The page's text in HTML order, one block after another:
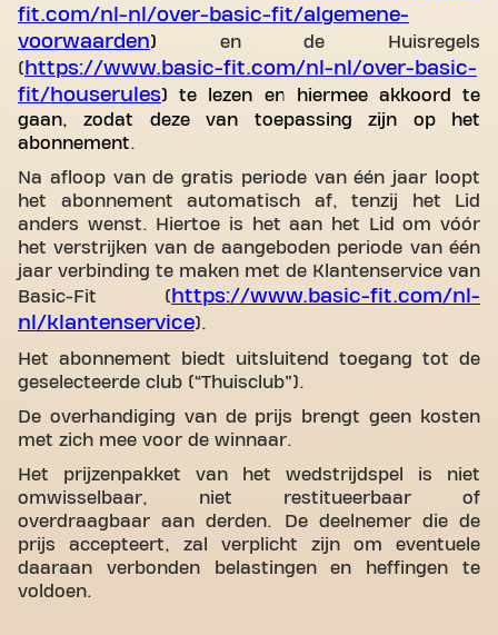
fit.com/nl-nl/over-basic-fit/algemene-
voorwaarden) en de Huisregels
( https://www.basic-fit.com/nl-nl/over-basic-
fit/houserules) te lezen en hiermee akkoord te
gaan, zodat deze van toepassing zijn op het
abonnement.
Na afloop van de gratis periode van één jaar loopt
het abonnement automatisch af, tenzij het Lid
anders wenst. Hiertoe is het aan het Lid om vóór
het verstrijken van de aangeboden periode van één
jaar verbinding te maken met de Klantenservice van
Basic-Fit ( https://www.basic-fit.com/nl-
nl/klantenservice).
Het abonnement biedt uitsluitend toegang tot de
geselecteerde club (“Thuisclub”).
De overhandiging van de prijs brengt geen kosten
met zich mee voor de winnaar.
Het prijzenpakket van het wedstrijdspel is niet
omwisselbaar, niet restitueerbaar of
overdraagbaar aan derden. De deelnemer die de
prijs accepteert, zal verplicht zijn om eventuele
daaraan verbonden belastingen en heffingen te
voldoen.